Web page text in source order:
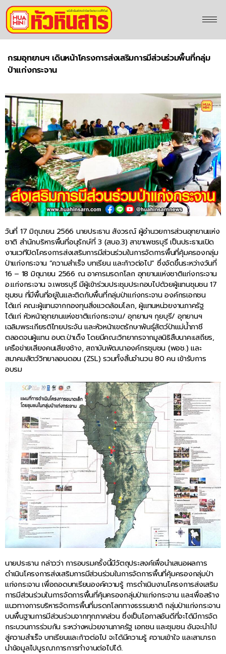
กรมอุทยานฯ เดินหน้าโครงการส่งเสริมการมีส่วนร่วมพื้นที่กลุ่ม
ป่าแก่งกระจาน
วันที่ 17 มิถุนายน 2566 นายประธาน สังวรณ์ ผู้อำนวยการส่วนอุทยานแห่ง
ชาติ สำนักบริหารพื้นที่อนุรักษ์ที่ 3 (สบอ.3) สาขาเพชรบุรี เป็นประธานเปิด
งานเวทีปิดโครงการส่งเสริมการมีส่วนร่วมในการจัดการพื้นที่คุ้มครองกลุ่ม
ป่าแก่งกระจาน “ความสำเร็จ บทเรียน และก้าวต่อไป” ซึ่งจัดขึ้นระหว่างวันที่
16 – 18 มิถุนายน 2566 ณ อาคารมรดกโลก อุทยานแห่งชาติแก่งกระจาน
อ.แก่งกระจาน จ.เพชรบุรี มีผู้เข้าร่วมประชุมประกอบไปด้วยผู้แทนชุมชน 17
ชุมชน ที่มีพื้นที่อยู่ในและติดกับพื้นที่กลุ่มป่าแก่งกระจาน องค์กรเอกชน
ได้แก่ คณะผู้แทนจากกองทุนสิ่งแวดล้อมโลก, ผู้แทนหน่วยงานภาครัฐ
ได้แก่ หัวหน้าอุทยานแห่งชาติแก่งกระจาน/ อุทยานฯ กุยบุรี/ อุทยานฯ
เฉลิมพระเกียรติไทยประจัน และหัวหน้าเขตรักษาพันธุ์สัตว์ป่าแม่น้ำภาชี
ตลอดจนผู้แทน อบต.ป่าเด็ง โดยมีคณะวิทยากรจากมูลนิธิสืบนาคะเสถียร,
เครือข่ายเสียงคนเสียงช้าง, สถาบันพัฒนาองค์กรชุมชน (พอช.) และ
สมาคมสัตว์วิทยาลอนดอน (ZSL) รวมทั้งสิ้นจำนวน 80 คน เข้ารับการ
อบรม
นายประธาน กล่าวว่า การอบรมครั้งนี้มีวัตถุประสงค์เพื่อนำเสนอผลการ
ดำเนินโครงการส่งเสริมการมีส่วนร่วมในการจัดการพื้นที่คุ้มครองกลุ่มป่า
แก่งกระจาน เพื่อถอดบทเรียนองค์ความรู้ การดำเนินงานโครงการส่งเสริม
การมีส่วนร่วมในการจัดการพื้นที่คุ้มครองกลุ่มป่าแก่งกระจาน และเพื่อสร้าง
แนวทางการบริหารจัดการพื้นที่มรดกโลกทางธรรมชาติ กลุ่มป่าแก่งกระจาน
บนพื้นฐานการมีส่วนร่วมจากทุกภาคส่วน ซึ่งเป็นโอกาสอันดีที่จะได้มีการจัด
กระบวนการร่วมกัน ระหว่างหน่วยงานภาครัฐ เอกชน และชุมชน อันจะนำไป
สู่ความสำเร็จ บทเรียนและก้าวต่อไป จะได้มีความรู้ ความเข้าใจ และสามารถ
นำข้อมูลไปบูรณาการการทำงานต่อไปได้.